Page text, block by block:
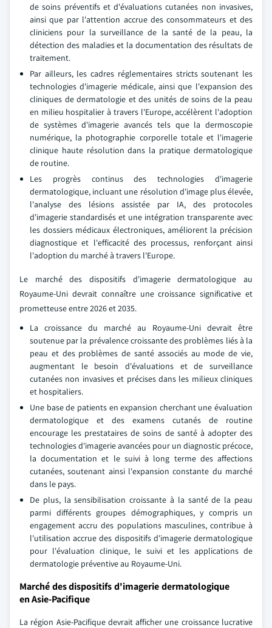
de soins préventifs et d'évaluations cutanées non invasives,
ainsi que par l'attention accrue des consommateurs et des
cliniciens pour la surveillance de la santé de la peau, la
détection des maladies et la documentation des résultats de
traitement.
Par ailleurs, les cadres réglementaires stricts soutenant les
technologies d'imagerie médicale, ainsi que l'expansion des
cliniques de dermatologie et des unités de soins de la peau
en milieu hospitalier à travers l'Europe, accélèrent l'adoption
de systèmes d'imagerie avancés tels que la dermoscopie
numérique, la photographie corporelle totale et l'imagerie
clinique haute résolution dans la pratique dermatologique
de routine.
Les progrès continus des technologies d'imagerie
dermatologique, incluant une résolution d'image plus élevée,
l'analyse des lésions assistée par IA, des protocoles
d'imagerie standardisés et une intégration transparente avec
les dossiers médicaux électroniques, améliorent la précision
diagnostique et l'efficacité des processus, renforçant ainsi
l'adoption du marché à travers l'Europe.
Le marché des dispositifs d'imagerie dermatologique au
Royaume-Uni devrait connaître une croissance significative et
prometteuse entre 2026 et 2035.
La croissance du marché au Royaume-Uni devrait être
soutenue par la prévalence croissante des problèmes liés à la
peau et des problèmes de santé associés au mode de vie,
augmentant le besoin d'évaluations et de surveillance
cutanées non invasives et précises dans les milieux cliniques
et hospitaliers.
Une base de patients en expansion cherchant une évaluation
dermatologique et des examens cutanés de routine
encourage les prestataires de soins de santé à adopter des
technologies d'imagerie avancées pour un diagnostic précoce,
la documentation et le suivi à long terme des affections
cutanées, soutenant ainsi l'expansion constante du marché
dans le pays.
De plus, la sensibilisation croissante à la santé de la peau
parmi différents groupes démographiques, y compris un
engagement accru des populations masculines, contribue à
l'utilisation accrue des dispositifs d'imagerie dermatologique
pour l'évaluation clinique, le suivi et les applications de
dermatologie préventive au Royaume-Uni.
Marché des dispositifs d'imagerie dermatologique
en Asie-Pacifique
La région Asie-Pacifique devrait afficher une croissance lucrative